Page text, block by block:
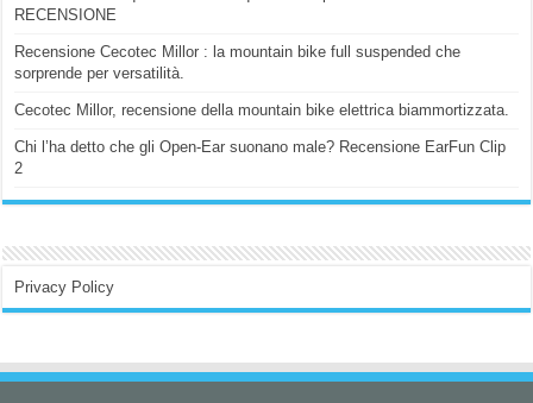
RECENSIONE
Recensione Cecotec Millor : la mountain bike full suspended che
sorprende per versatilità.
Cecotec Millor, recensione della mountain bike elettrica biammortizzata.
Chi l’ha detto che gli Open-Ear suonano male? Recensione EarFun Clip
2
Privacy Policy